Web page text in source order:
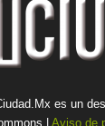
es un
| Aviso de